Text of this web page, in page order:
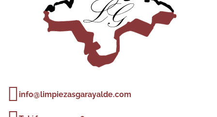
info@limpiezasgarayalde.com